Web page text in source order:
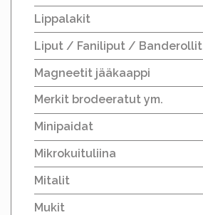
Lippalakit
Liput / Faniliput / Banderollit
Magneetit jääkaappi
Merkit brodeeratut ym.
Minipaidat
Mikrokuituliina
Mitalit
Mukit